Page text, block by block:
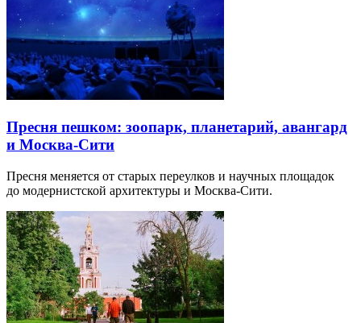
Пресня пешком: зоопарк, планетарий, авангард
и Москва-Сити
Пресня меняется от старых переулков и научных площадок
до модернистской архитектуры и Москва-Сити.